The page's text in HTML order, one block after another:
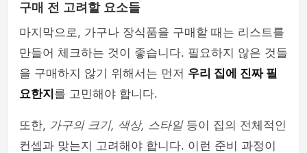
구매 전 고려할 요소들
마지막으로, 가구나 장식품을 구매할 때는 리스트를
만들어 체크하는 것이 좋습니다. 필요하지 않은 것들
을 구매하지 않기 위해서는 먼저 우리 집에 진짜 필
요한지 를 고민해야 합니다.
또한, 가구의 크기, 색상, 스타일등이 집의 전체적인
컨셉과 맞는지 고려해야 합니다. 이런 준비 과정이